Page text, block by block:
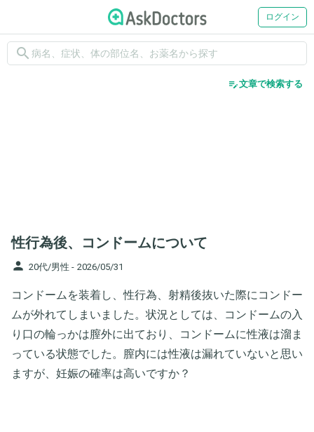
ログイン
search
edit_note文章で検索する
性行為後、コンドームについて
person 20代/男性 - 2026/05/31
コンドームを装着し、性行為、射精後抜いた際にコンドー
ムが外れてしまいました。状況としては、コンドームの入
り口の輪っかは膣外に出ており、コンドームに性液は溜ま
っている状態でした。膣内には性液は漏れていないと思い
ますが、妊娠の確率は高いですか？